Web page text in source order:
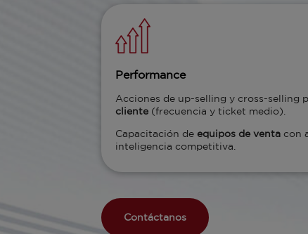
Performance
Acciones de up-selling y cross-selling
cliente (frecuencia y ticket medio).
Capacitación deequipos de venta con
inteligencia competitiva.
Contáctanos